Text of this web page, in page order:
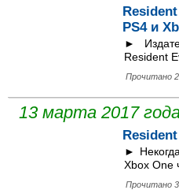
PS4 и
►
Resident
Прочитано
13 марта 2017
►
Xbox One
Прочитано